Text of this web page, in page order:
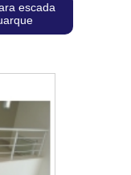
escada